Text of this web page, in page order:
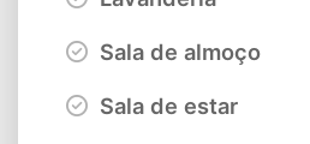
Sala de almoço
Sala de estar